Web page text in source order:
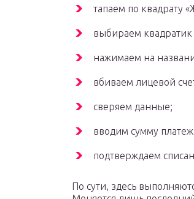
тапаем по квадрату
выбираем квадратик
нажимаем на
вбиваем лицевой
сверяем данные;
вводим сумму
подтверждаем
По сути, здесь